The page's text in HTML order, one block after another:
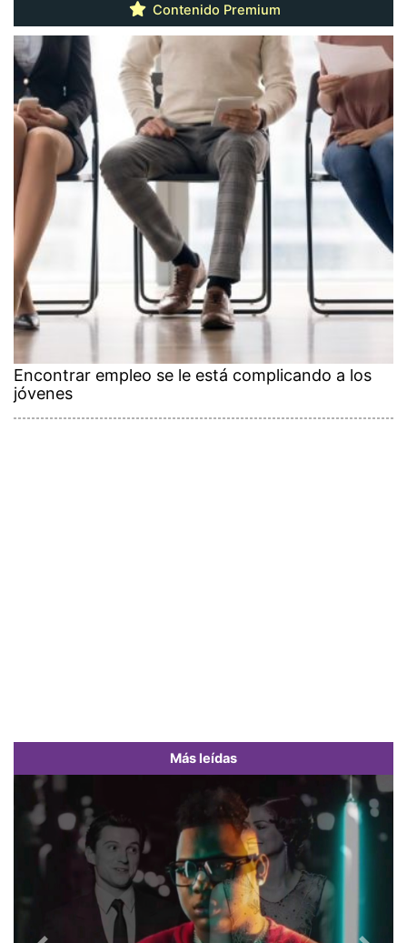
Contenido Premium
Encontrar empleo se le está complicando a los
jóvenes
Más leídas